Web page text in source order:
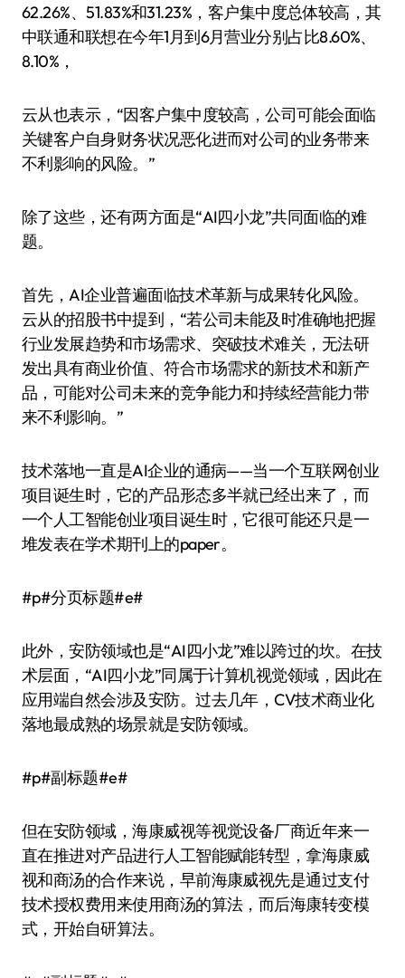
62.26%、51.83%和31.23%，客户集中度总体较高，其
中联通和联想在今年1月到6月营业分别占比8.60%、
8.10%，
云从也表示，“因客户集中度较高，公司可能会面临
关键客户自身财务状况恶化进而对公司的业务带来
不利影响的风险。”
除了这些，还有两方面是“AI四小龙”共同面临的难
题。
首先，AI企业普遍面临技术革新与成果转化风险。
云从的招股书中提到，“若公司未能及时准确地把握
行业发展趋势和市场需求、突破技术难关，无法研
发出具有商业价值、符合市场需求的新技术和新产
品，可能对公司未来的竞争能力和持续经营能力带
来不利影响。”
技术落地一直是AI企业的通病——当一个互联网创业
项目诞生时，它的产品形态多半就已经出来了，而
一个人工智能创业项目诞生时，它很可能还只是一
堆发表在学术期刊上的paper。
#p#分页标题#e#
此外，安防领域也是“AI四小龙”难以跨过的坎。在技
术层面，“AI四小龙”同属于计算机视觉领域，因此在
应用端自然会涉及安防。过去几年，CV技术商业化
落地最成熟的场景就是安防领域。
#p#副标题#e#
但在安防领域，海康威视等视觉设备厂商近年来一
直在推进对产品进行人工智能赋能转型，拿海康威
视和商汤的合作来说，早前海康威视先是通过支付
技术授权费用来使用商汤的算法，而后海康转变模
式，开始自研算法。